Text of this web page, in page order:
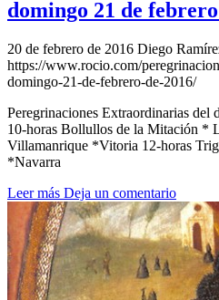
domingo 21 de
20 de febrero de 2016 Diego
https://www.rocio.com/
domingo-21-de-febrero-de-2016/
Peregrinaciones Extraordinarias del
10-horas Bollullos de la Mitación *
Villamanrique *Vitoria 12-horas
*Navarra
Leer más Deja un comentario